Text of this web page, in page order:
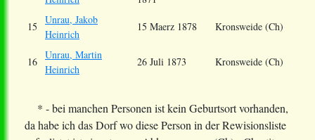
15
Unrau, Jakob
Heinrich
15 Maerz 1878 Kronsweide (Ch)
16
Unrau, Martin
Heinrich
26 Juli 1873 Kronsweide (Ch)
* - bei manchen Personen ist kein Geburtsort vorhanden,
da habe ich das Dorf wo diese Person in der Rewisionsliste